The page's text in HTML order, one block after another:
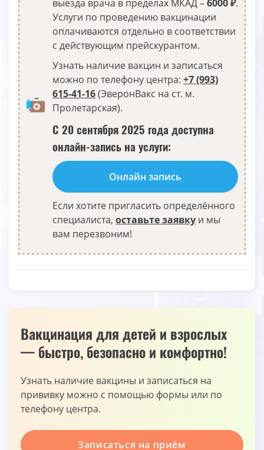
выезда врача в пределах МКАД –6000 ₽.
Услуги по проведению вакцинации
оплачиваются отдельно в соответствии
с действующим прейскурантом.
Узнать наличие вакцин и записаться
можно по телефону центра: +7 (993)
615-41-16(ЭверонВакс на ст. м.
Пролетарская).
С 20 сентября 2025 года доступна
онлайн-запись на услуги:
Онлайн запись
Если хотите пригласить определённого
специалиста, оставьте заявку и мы
вам перезвоним!
Вакцинация для детей и взрослых
— быстро, безопасно и комфортно!
Узнать наличие вакцины и записаться на
прививку можно с помощью формы или по
телефону центра.
Записаться на приём